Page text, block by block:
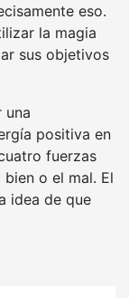
eso.
la magia
sus objetivos
una
positiva en
fuerzas
o el mal. El
idea de que